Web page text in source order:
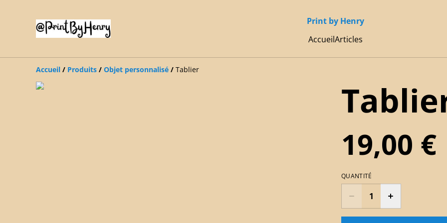
Print by Henry
AccueilArticles
Accueil / Produits / Objet personnalisé / Tablier
19,00 €
QUANTITÉ